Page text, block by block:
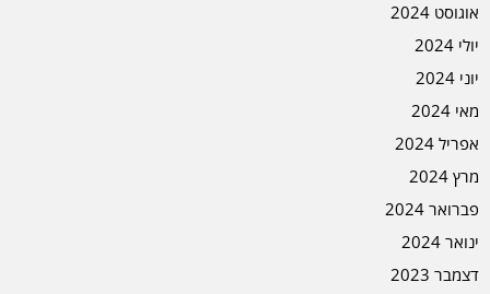
אוגוסט 2024
יולי 2024
יוני 2024
מאי 2024
אפריל 2024
מרץ 2024
פברואר 2024
ינואר 2024
דצמבר 2023